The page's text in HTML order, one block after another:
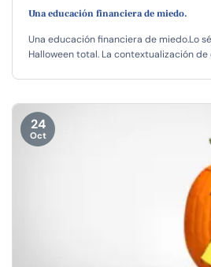
Una educación financiera de miedo.
Una educación financiera de miedo.Lo
Halloween total. La contextualización de
24
Oct